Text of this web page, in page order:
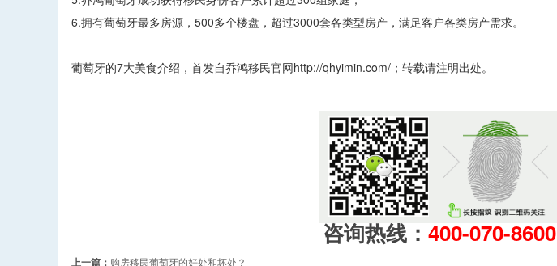
6.拥有葡萄牙最多房源，500多个楼盘，超过3000套各类型房产，满足客户各类房产需求。
葡萄牙的7大美食介绍，首发自乔鸿移民官网http://qhyimin.com/；转载请注明出处。
咨询热线： 400-070-8600
上一篇： 购房移民葡萄牙的好处和坏处？